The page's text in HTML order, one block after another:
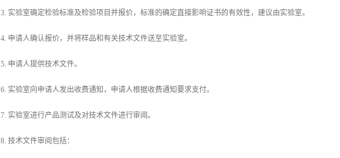
3. 实验室确定检验标准及检验项目并报价，标准的确定直接影响证书的有效性，建议由实验室。
4. 申请人确认报价，并将样品和有关技术文件送至实验室。
5. 申请人提供技术文件。
6. 实验室向申请人发出收费通知，申请人根据收费通知要求支付。
7. 实验室进行产品测试及对技术文件进行审阅。
8. 技术文件审阅包括：